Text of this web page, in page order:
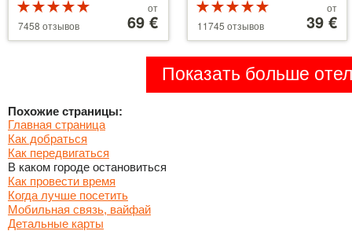
7458 отзывов
от
69 € 11745 отзывов 110 €
от
39 €
Показать больше
Похожие страницы:
Главная страница
Как добраться
Как передвигаться
В каком городе остановиться
Как провести время
Когда лучше посетить
Мобильная связь, вайфай
Детальные карты